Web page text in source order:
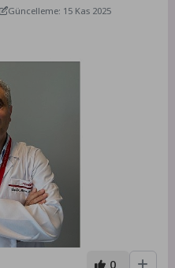
Güncelleme: 15 Kas 2025
0